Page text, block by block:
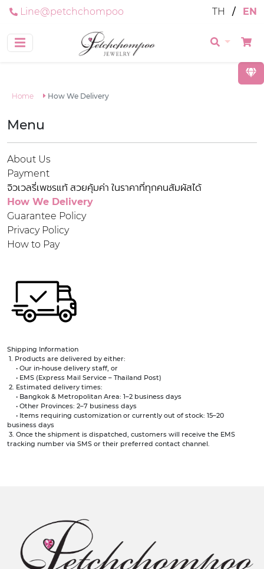
Line@petchchompoo TH / EN
Home How We Delivery
Menu
About Us
Payment
จิวเวลรี่เพชรแท้ สวยคุ้มค่า ในราคาที่ทุกคนสัมผัสได้
How We Delivery
Guarantee Policy
Privacy Policy
How to Pay
Shipping Information
1. Products are delivered by either:
• Our in-house delivery staff, or
• EMS (Express Mail Service – Thailand Post)
2. Estimated delivery times:
• Bangkok & Metropolitan Area: 1–2 business days
• Other Provinces: 2–7 business days
• Items requiring customization or currently out of stock: 15–20
business days
3. Once the shipment is dispatched, customers will receive the EMS
tracking number via SMS or their preferred contact channel.